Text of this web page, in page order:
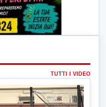
TUTTI I VIDEO